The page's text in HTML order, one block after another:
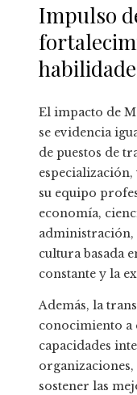
Impulso
El impacto de
se evidencia
de puestos de
especialización,
su equipo
economía,
administración,
cultura basada
constante y la
Además, la
conocimiento a
capacidades
sostener las